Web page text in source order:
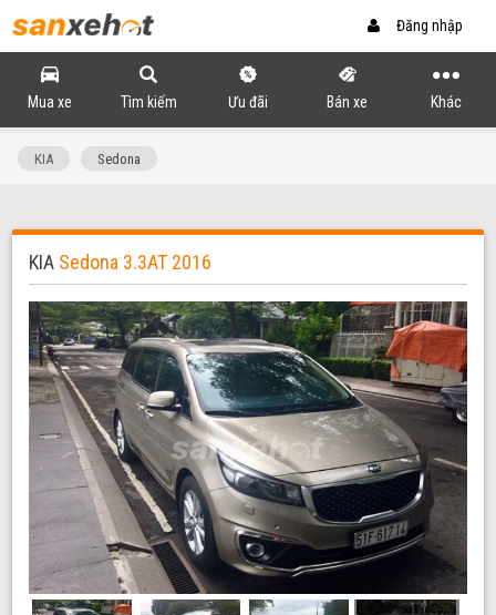
Đăng nhập
Mua xe Tìm kiếm Ưu đãi Bán xe Khác
KIA Sedona
KIA Sedona 3.3AT 2016